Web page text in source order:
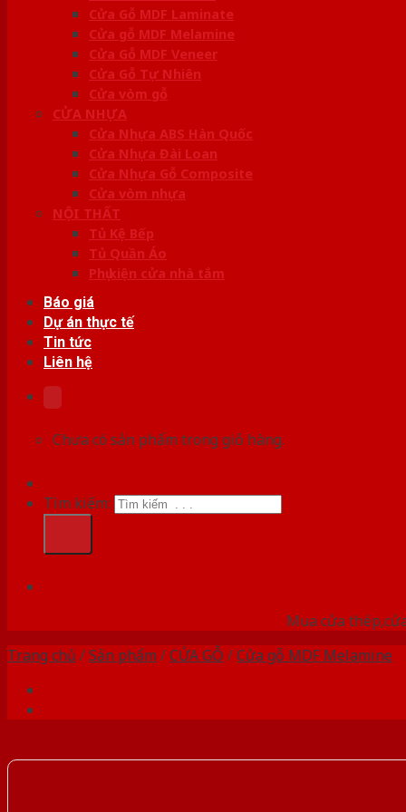
Cửa Gỗ MDF Laminate
Cửa gỗ MDF Melamine
Cửa Gỗ MDF Veneer
Cửa Gỗ Tự Nhiên
Cửa vòm gỗ
CỬA NHỰA
Cửa Nhựa ABS Hàn Quốc
Cửa Nhựa Đài Loan
Cửa Nhựa Gỗ Composite
Cửa vòm nhựa
NỘI THẤT
Tủ Kệ Bếp
Tủ Quần Áo
Phụ kiện cửa nhà tắm
Báo giá
Dự án thực tế
Tin tức
Liên hệ
Chưa có sản phẩm trong giỏ hàng.
Tìm kiếm:
Mua cửa
Trang chủ /Sản phẩm /CỬA GỖ /Cửa gỗ MDF Melamine